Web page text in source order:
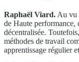
Raphaël Viard. Au vu
de Haute
décentralisée.
méthodes de travail
apprentissage régulier